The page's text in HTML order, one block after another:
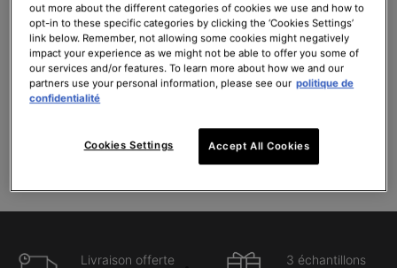
Une taille disponible
30ml
179,00 €
AJOUTER AU PANIER
A.G.E. INTERRUPTER ULTRA SERUM
Une taille disponible
30ml
176,00 €
AJOUTER AU PANIER
(586,67 €/100 ml.)
Livraison offerte
3 échantillons
out more about the different categories of cookies we use and how to
opt-in to these specific categories by clicking the ‘Cookies Settings’
link below. Remember, not allowing some cookies might negatively
impact your experience as we might not be able to offer you some of
our services and/or features. To learn more about how we and our
partners use your personal information, please see our politique de
confidentialité
Cookies Settings Accept All Cookies